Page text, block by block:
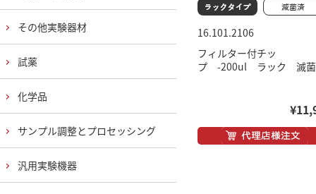
16.101.2106
フィルター付チッ
プ -200ul ラック 滅
その他実験器材
試薬
化学品
サンプル調整とプロセッシング
汎用実験機器